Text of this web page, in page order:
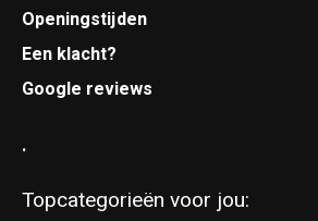
Openingstijden
Een klacht?
Google reviews
.
Topcategorieën voor jou: